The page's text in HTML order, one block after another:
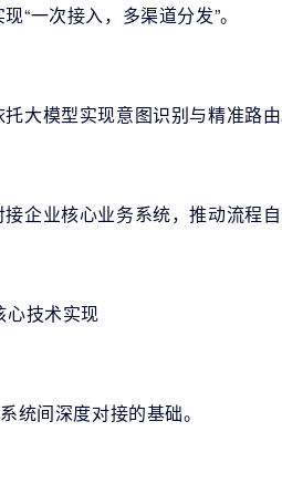
“一次接入，多渠道分发”。
大模型实现意图识别与精准路由
企业核心业务系统，推动流程自
心技术实现
统间深度对接的基础。